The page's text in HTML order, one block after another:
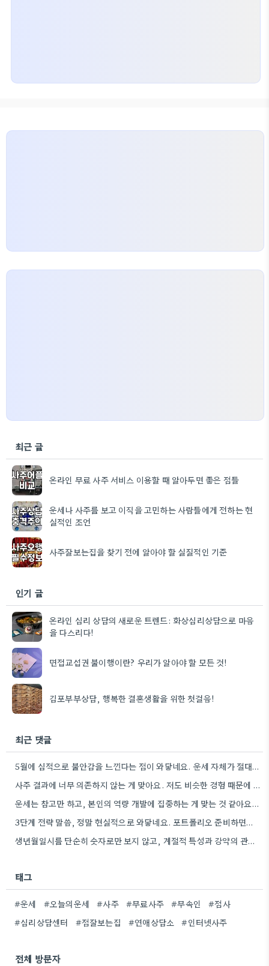
최근 글
온라인 무료 사주 서비스 이용할 때 알아두면 좋은 점들
운세나 사주를 보고 이직을 고민하는 사람들에게 전하는 현
실적인 조언
사주잘보는집을 찾기 전에 알아야 할 실질적인 기준
인기 글
온라인 심리 상담의 새로운 트렌드: 화상심리상담으로 마음
을 다스리다!
면접교섭권 불이행이란? 우리가 알아야 할 모든 것!
김포부부상담, 행복한 결혼생활을 위한 첫걸음!
최근 댓글
5월에 심적으로 불안감을 느낀다는 점이 와닿네요. 운세 자체가 절대적인 답은 아니니까, 본인의 판단을 믿고 신중하게…
사주 결과에 너무 의존하지 않는 게 맞아요. 저도 비슷한 경험 때문에 스스로 노력해야 한다는 걸…
운세는 참고만 하고, 본인의 역량 개발에 집중하는 게 맞는 것 같아요. 저도 비슷한 경험을 한…
3단계 전략 말씀, 정말 현실적으로 와닿네요. 포트폴리오 준비하면서 시간 투자한 분들이 많던데, 그걸 잊지 않는…
생년월일시를 단순히 숫자로만 보지 않고, 계절적 특성과 강약의 관계를 생각하면 더 깊이 이해할 수 있을…
태그
#운세 #오늘의운세 #사주 #무료사주 #무속인
#점사
#심리상담센터
#점잘보는집 #연애상담소 #인터넷사주
전체 방문자